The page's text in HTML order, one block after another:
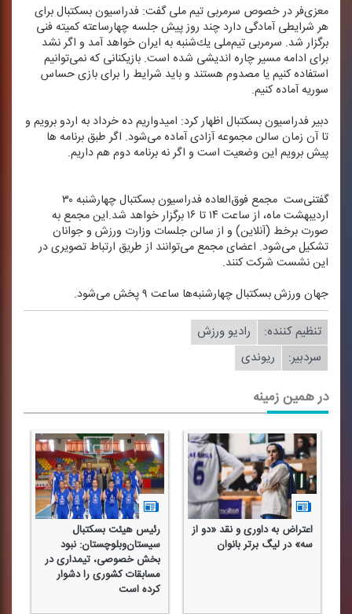
معزی‌فر در خصوص سرمربی تیم ملی گفت: فدراسیون بسكتبال برای
هر شرایطی آمادگی دارد چند روز پیش جلسه چهارساعته كمیته فنی
برگزار شد. سرمربی تیم‌ملی یك‌شنبه به ایران خواهد آمد و اگر نشد
برای ادامه مسیر چاره اندیشی شده است. بازیكنانی كه نمی‌توانیم
استفاده كنیم یا مصدوم هستند و باید شرایط را برای بازی حساس
سوریه آماده كنیم.
دبیر فدراسیون بسكتبال اظهار كرد: امیدواریم ده خرداد به اردو برویم و
تا آن زمان سالن مجموعه آزادی آماده می‌شود. اگر طبق برنامه ها
پیش برویم این وضعیت است و اگر نه برنامه دوم هم داریم.
گفتنی‌ست مجمع فوق‌العاده فدراسیون بسكتبال چهارشنبه ۳۰
اردیبهشت ماه، از ساعت ۱۴ تا ۱۶ برگزار خواهد شد.این مجمع به
صورت برخط (آنلاین) و از سالن جلسات وزارت ورزش و جوانان
تشكیل می‌شود. اعضای مجمع می‌توانند از طریق ارتباط تصویری در
این نشست شركت كنند.
جهان ورزش بسكتبال چهارشنبه‌ها ساعت ۹ پخش می‌شود.
تنظیم كننده:
رادیو ورزش
سردبیر:
ریوندی
در همین زمینه
اعتراض به داوری و نقد «دو از
سه» در لیگ برتر بانوان
رئیس هیئت بسكتبال
سیستان‌وبلوچستان: نبود
بخش خصوصی، تیمداری در
مسابقات كشوری را دشوار
كرده است